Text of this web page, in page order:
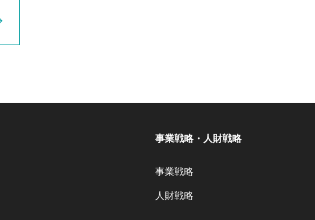
事業戦略・人財戦略
事業戦略
人財戦略